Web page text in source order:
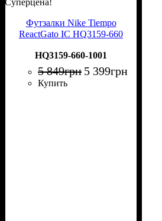
Футзалки Nike Tiempo
ReactGato IC HQ3159-660
HQ3159-660-1001
5 849грн 5 399грн
Купить